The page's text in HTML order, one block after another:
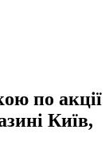
по акції
Київ,